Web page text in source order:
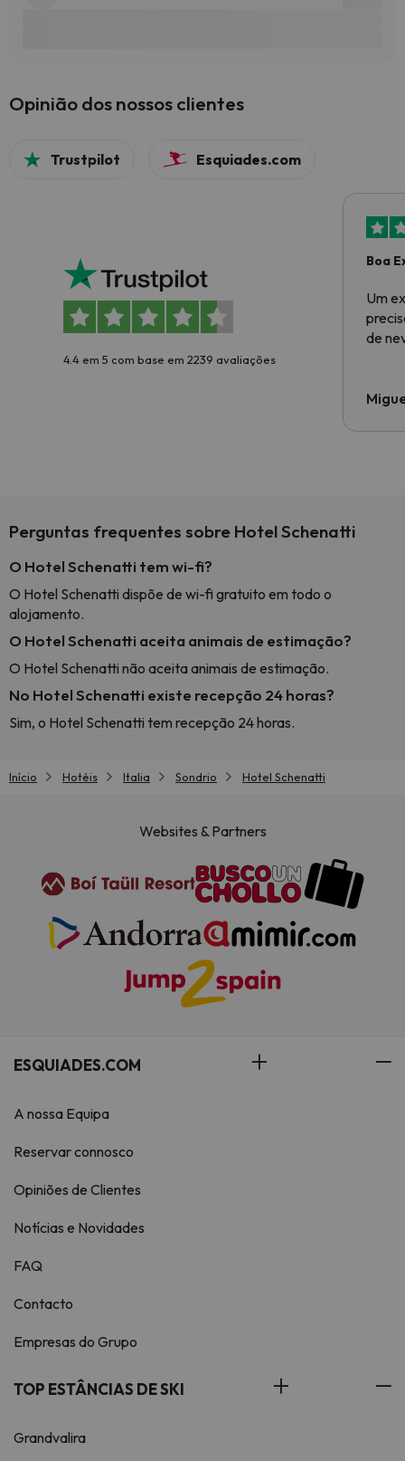
Opinião dos nossos clientes
Trustpilot Esquiades.com
4.4 em 5 com base em 2239 avaliações
Boa
Um
de
Perguntas frequentes sobre Hotel Schenatti
O Hotel Schenatti tem wi-fi?
O Hotel Schenatti dispõe de wi-fi gratuito em todo o
alojamento.
O Hotel Schenatti aceita animais de estimação?
O Hotel Schenatti não aceita animais de estimação.
No Hotel Schenatti existe recepção 24 horas?
Sim, o Hotel Schenatti tem recepção 24 horas.
Início Hotéis Italia Sondrio Hotel Schenatti
Websites & Partners
ESQUIADES.COM
A nossa Equipa
Reservar connosco
Opiniões de Clientes
Notícias e Novidades
FAQ
Contacto
Empresas do Grupo
TOP ESTÂNCIAS DE SKI
Grandvalira